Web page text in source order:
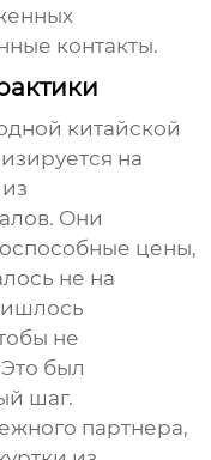
контакты.
китайской
на
Они
цены,
не на
не
был
шаг.
партнера,